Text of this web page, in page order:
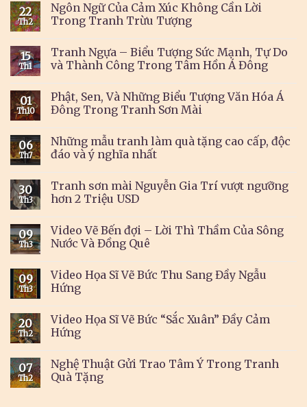
22
Th2
Ngôn Ngữ Của Cảm Xúc Không Cần Lời
Trong Tranh Trừu Tượng
15
Th1
Tranh Ngựa – Biểu Tượng Sức Mạnh, Tự Do
và Thành Công Trong Tâm Hồn Á Đông
01
Th10
Phật, Sen, Và Những Biểu Tượng Văn Hóa Á
Đông Trong Tranh Sơn Mài
06
Th7
Những mẫu tranh làm quà tặng cao cấp, độc
đáo và ý nghĩa nhất
30
Th3
Tranh sơn mài Nguyễn Gia Trí vượt ngưỡng
hơn 2 Triệu USD
09
Th3
Video Vẽ Bến đợi – Lời Thì Thầm Của Sông
Nước Và Đồng Quê
09
Th3
Video Họa Sĩ Vẽ Bức Thu Sang Đầy Ngẫu
Hứng
20
Th2
Video Họa Sĩ Vẽ Bức “Sắc Xuân” Đầy Cảm
Hứng
07
Th2
Nghệ Thuật Gửi Trao Tâm Ý Trong Tranh
Quà Tặng